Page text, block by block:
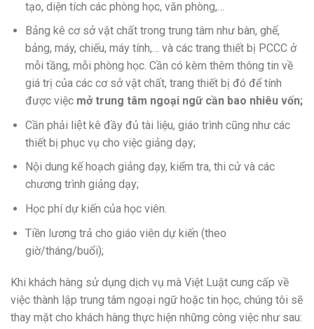
tạo, diện tích các phòng học, văn phòng,…
Bảng kê cơ sở vật chất trong trung tâm như bàn, ghế,
bảng, máy, chiếu, máy tính,… và các trang thiết bị PCCC ở
mỗi tầng, mỗi phòng học. Cần có kèm thêm thông tin về
giá trị của các cơ sở vật chất, trang thiết bị đó để tính
được việc mở trung tâm ngoại ngữ cần bao nhiêu vốn;
Cần phải liệt kê đầy đủ tài liệu, giáo trình cũng như các
thiết bị phục vụ cho việc giảng dạy;
Nội dung kế hoạch giảng dạy, kiểm tra, thi cử và các
chương trình giảng dạy;
Học phí dự kiến của học viên.
Tiền lương trả cho giáo viên dự kiến (theo
giờ/tháng/buổi);
Khi khách hàng sử dụng dịch vụ mà Việt Luật cung cấp về
việc thành lập trung tâm ngoại ngữ hoặc tin học, chúng tôi sẽ
thay mặt cho khách hàng thực hiện những công việc như sau: